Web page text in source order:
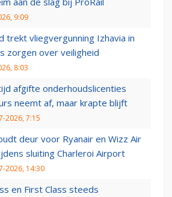
9:09
trekt vliegvergunning Izhavia in
zorgen over veiligheid
8:03
afgifte onderhoudslicenties
neemt af, maar krapte blijft
2026, 7:15
deur voor Ryanair en Wizz Air
sluiting Charleroi Airport
2026, 14:30
en First Class steeds